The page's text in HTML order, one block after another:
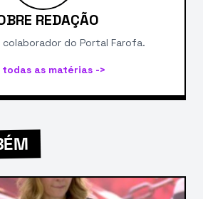
REDAÇÃO
do Portal Farofa.
todas as matérias ->